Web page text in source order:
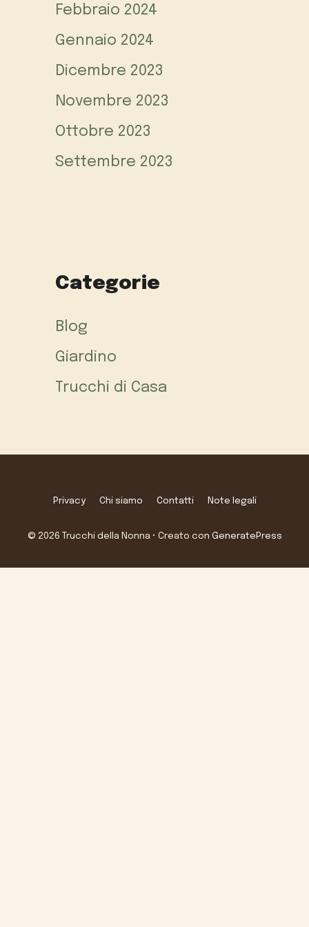
Febbraio 2024
Gennaio 2024
Dicembre 2023
Novembre 2023
Ottobre 2023
Settembre 2023
Categorie
Blog
Giardino
Trucchi di Casa
Privacy Chi siamo Contatti Note legali
© 2026 Trucchi della Nonna • Creato con GeneratePress